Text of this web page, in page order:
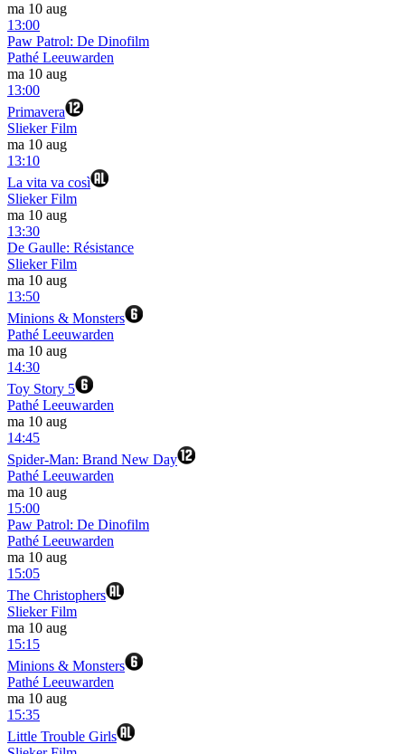
ma 10 aug
13:00
Paw Patrol: De Dinofilm
Pathé Leeuwarden
ma 10 aug
13:00
Primavera
Slieker Film
ma 10 aug
13:10
La vita va così
Slieker Film
ma 10 aug
13:30
De Gaulle: Résistance
Slieker Film
ma 10 aug
13:50
Minions & Monsters
Pathé Leeuwarden
ma 10 aug
14:30
Toy Story 5
Pathé Leeuwarden
ma 10 aug
14:45
Spider-Man: Brand New Day
Pathé Leeuwarden
ma 10 aug
15:00
Paw Patrol: De Dinofilm
Pathé Leeuwarden
ma 10 aug
15:05
The Christophers
Slieker Film
ma 10 aug
15:15
Minions & Monsters
Pathé Leeuwarden
ma 10 aug
15:35
Little Trouble Girls